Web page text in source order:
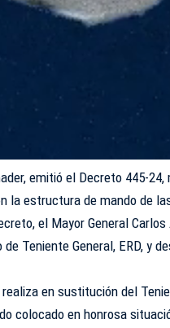
emitió el Decreto 445-
la estructura de mando de
el Mayor General
Teniente General, ERD, y
en sustitución del
colocado en honrosa